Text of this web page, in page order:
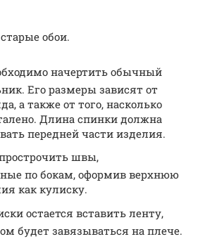
обои.
начертить обычный
Его размеры зависят от
а также от того, насколько
Длина спинки должна
передней части изделия.
швы,
по бокам, оформив верхнюю
как кулиску.
остается вставить ленту,
будет завязываться на плече.